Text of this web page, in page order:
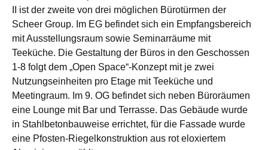
II ist der zweite von drei möglichen Bürotürmen der
Scheer Group. Im EG befindet sich ein Empfangsbereich
mit Ausstellungsraum sowie Seminarräume mit
Teeküche. Die Gestaltung der Büros in den Geschossen
1-8 folgt dem „Open Space“-Konzept mit je zwei
Nutzungseinheiten pro Etage mit Teeküche und
Meetingraum. Im 9. OG befindet sich neben Büroräumen
eine Lounge mit Bar und Terrasse. Das Gebäude wurde
in Stahlbetonbauweise errichtet, für die Fassade wurde
eine Pfosten-Riegelkonstruktion aus rot eloxiertem